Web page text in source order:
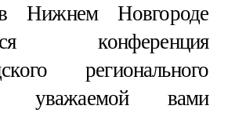
Нижнем Новгороде
конференция
регионального
уважаемой вами